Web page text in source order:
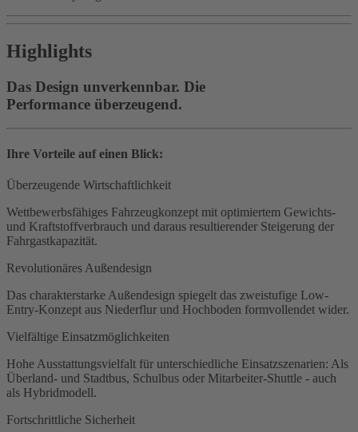
Highlights
Das Design unverkennbar. Die
Performance überzeugend.
Ihre Vorteile auf einen Blick:
Überzeugende Wirtschaftlichkeit
Wettbewerbsfähiges Fahrzeugkonzept mit optimiertem Gewichts-
und Kraftstoffverbrauch und daraus resultierender Steigerung der
Fahrgastkapazität.
Revolutionäres Außendesign
Das charakterstarke Außendesign spiegelt das zweistufige Low-
Entry-Konzept aus Niederflur und Hochboden formvollendet wider.
Vielfältige Einsatzmöglichkeiten
Hohe Ausstattungsvielfalt für unterschiedliche Einsatzszenarien: Als
Überland- und Stadtbus, Schulbus oder Mitarbeiter-Shuttle - auch
als Hybridmodell.
Fortschrittliche Sicherheit